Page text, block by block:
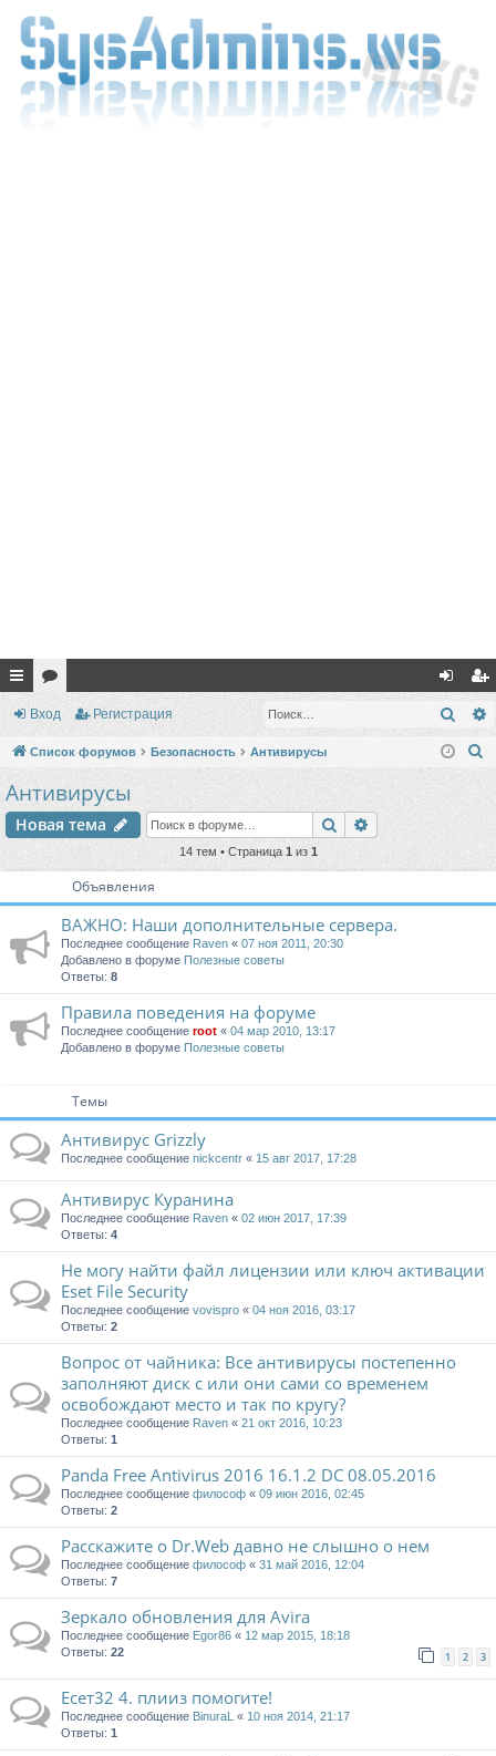
с
ы
и
ор хо
д
ег
ис
Вход Регистрация
Список форумов Безопасность Антивирусы
Антивирусы
Новая тема Поиск
14 тем • Страница 1 из 1
Объявления
ВАЖНО: Наши дополнительные сервера.
Последнее сообщение Raven « 07 ноя 2011, 20:30
Добавлено в форуме Полезные советы
Ответы: 8
Правила поведения на форуме
Последнее сообщение root « 04 мар 2010, 13:17
Добавлено в форуме Полезные советы
Темы
Антивирус Grizzly
Последнее сообщение nickcentr « 15 авг 2017, 17:28
Антивирус Куранина
Последнее сообщение Raven « 02 июн 2017, 17:39
Ответы: 4
Не могу найти файл лицензии или ключ активации
Eset File Security
Последнее сообщение vovispro « 04 ноя 2016, 03:17
Ответы: 2
Вопрос от чайника: Все антивирусы постепенно
заполняют диск с или они сами со временем
освобождают место и так по кругу?
Последнее сообщение Raven « 21 окт 2016, 10:23
Ответы: 1
Panda Free Antivirus 2016 16.1.2 DC 08.05.2016
Последнее сообщение философ « 09 июн 2016, 02:45
Ответы: 2
Расскажите о Dr.Web давно не слышно о нем
Последнее сообщение философ « 31 май 2016, 12:04
Ответы: 7
Зеркало обновления для Avira
Последнее сообщение Egor86 « 12 мар 2015, 18:18
Ответы: 22 1 2 3
Есет32 4. плииз помогите!
Последнее сообщение BinuraL « 10 ноя 2014, 21:17
Ответы: 1